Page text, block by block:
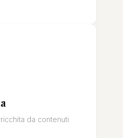
da contenuti